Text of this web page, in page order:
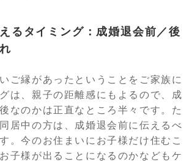
るタイミング：成婚退会前／後
ご縁があったということをご家族に
は、親子の距離感にもよるので、成
なのかは正直なところ半々です。た
居中の方は、成婚退会前に伝えるべ
。今のお住まいにお子様だけ住むこ
子様が出ることになるのかなどもケ